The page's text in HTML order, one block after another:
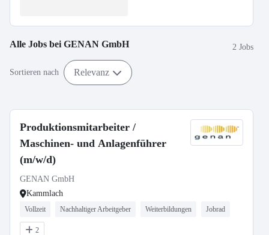
Alle Jobs bei GENAN GmbH 2 Jobs
Sortieren nach Relevanz
Produktionsmitarbeiter /
Maschinen- und Anlagenführer
(m/w/d)
GENAN GmbH
Kammlach
Vollzeit Nachhaltiger Arbeitgeber Weiterbildungen Jobrad
2